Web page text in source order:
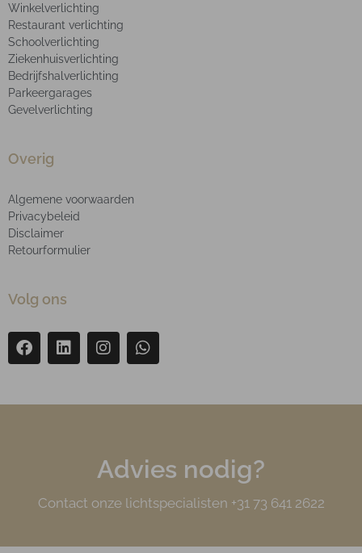
Winkelverlichting
Restaurant verlichting
Schoolverlichting
Ziekenhuisverlichting
Bedrijfshalverlichting
Parkeergarages
Gevelverlichting
Overig
Algemene voorwaarden
Privacybeleid
Disclaimer
Retourformulier
Volg ons
Advies nodig?
Contact onze lichtspecialisten +31 73 641 2622